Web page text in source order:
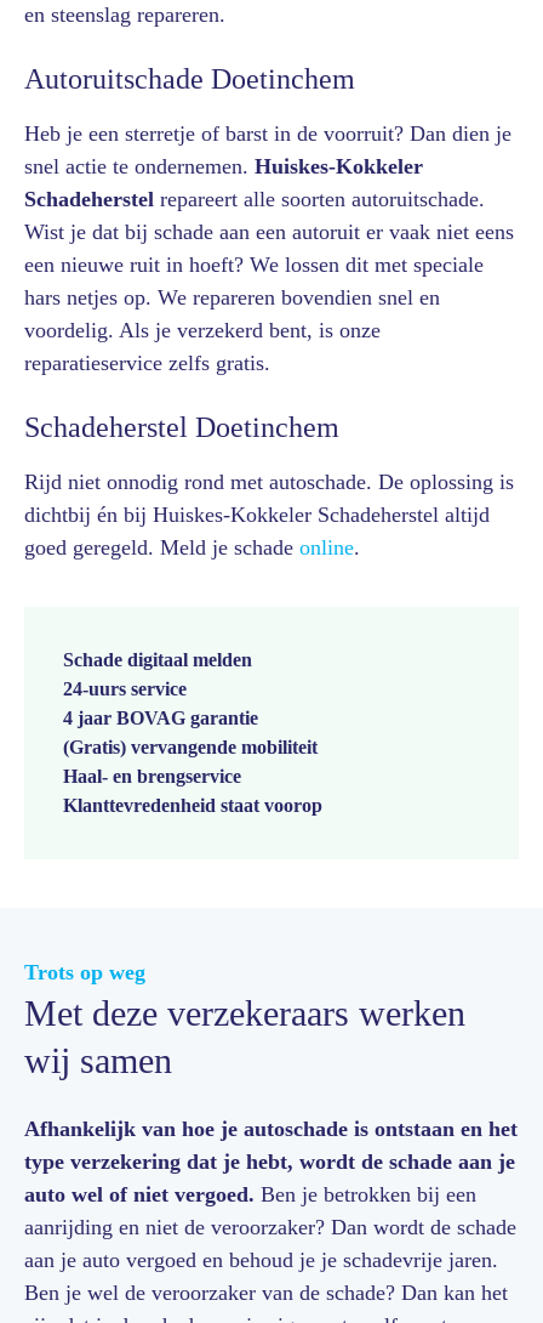
en steenslag repareren.
Autoruitschade Doetinchem
Heb je een sterretje of barst in de voorruit? Dan dien je
snel actie te ondernemen. Huiskes-Kokkeler
Schadeherstel repareert alle soorten autoruitschade.
Wist je dat bij schade aan een autoruit er vaak niet eens
een nieuwe ruit in hoeft? We lossen dit met speciale
hars netjes op. We repareren bovendien snel en
voordelig. Als je verzekerd bent, is onze
reparatieservice zelfs gratis.
Schadeherstel Doetinchem
Rijd niet onnodig rond met autoschade. De oplossing is
dichtbij én bij Huiskes-Kokkeler Schadeherstel altijd
goed geregeld. Meld je schade online.
Schade digitaal melden
24-uurs service
4 jaar BOVAG garantie
(Gratis) vervangende mobiliteit
Haal- en brengservice
Klanttevredenheid staat voorop
Trots op weg
Met deze verzekeraars werken
wij samen
Afhankelijk van hoe je autoschade is ontstaan en het
type verzekering dat je hebt, wordt de schade aan je
auto wel of niet vergoed. Ben je betrokken bij een
aanrijding en niet de veroorzaker? Dan wordt de schade
aan je auto vergoed en behoud je je schadevrije jaren.
Ben je wel de veroorzaker van de schade? Dan kan het